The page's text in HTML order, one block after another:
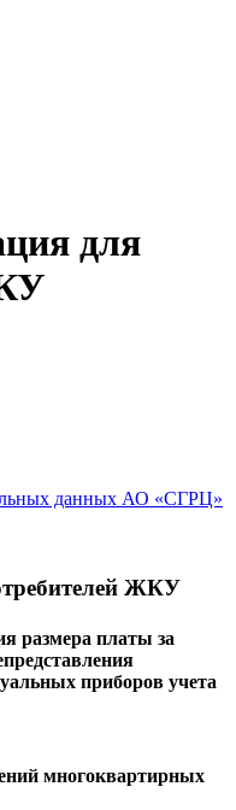
для
данных АО «СГРЦ»
ЖКУ
размера платы за
приборов учета
многоквартирных